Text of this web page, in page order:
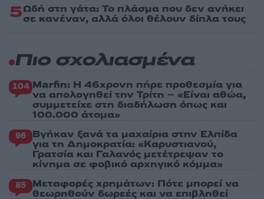
5Ωδή στη γάτα: Το πλάσμα που δεν ανήκει
σε κανέναν, αλλά όλοι θέλουν δίπλα τους
Πιο σχολιασμένα
104 Marfin: Η 46χρονη πήρε προθεσμία για
να απολογηθεί την Τρίτη – «Είναι αθώα,
συμμετείχε στη διαδήλωση όπως και
100.000 άτομα»
96 Βγήκαν ξανά τα μαχαίρια στην Ελπίδα
για τη Δημοκρατία: «Καρυστιανού,
Γρατσία και Γαλανός μετέτρεψαν το
κίνημα σε φοβικό αρχηγικό κόμμα»
85 Μεταφορές χρημάτων: Πότε μπορεί να
θεωρηθούν δωρεές και να επιβληθεί